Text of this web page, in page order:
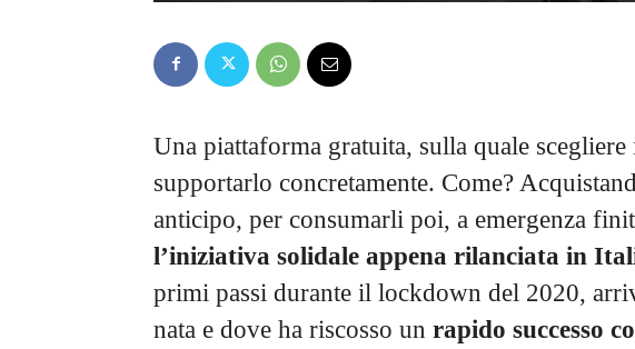
Una piattaforma gratuita, sulla quale
supportarlo concretamente. Come?
anticipo, per consumarli poi, a emergenza
l’iniziativa solidale appena rilanciata in
primi passi durante il lockdown del 2020,
nata e dove ha riscosso un rapido successo